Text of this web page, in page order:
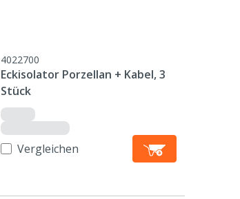
4022700
Eckisolator Porzellan + Kabel, 3
Stück
Vergleichen